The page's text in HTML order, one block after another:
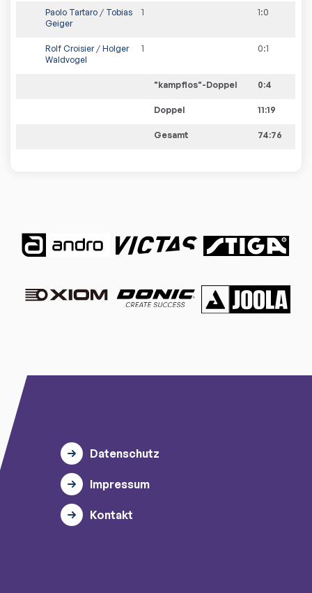
Paolo Tartaro / Tobias
Geiger
1 1:0
Rolf Croisier/ Holger
Waldvogel
1 0:1
"kampflos"-Doppel 0:4
Doppel 11:19
Gesamt 74:76
Datenschutz
Impressum
Kontakt